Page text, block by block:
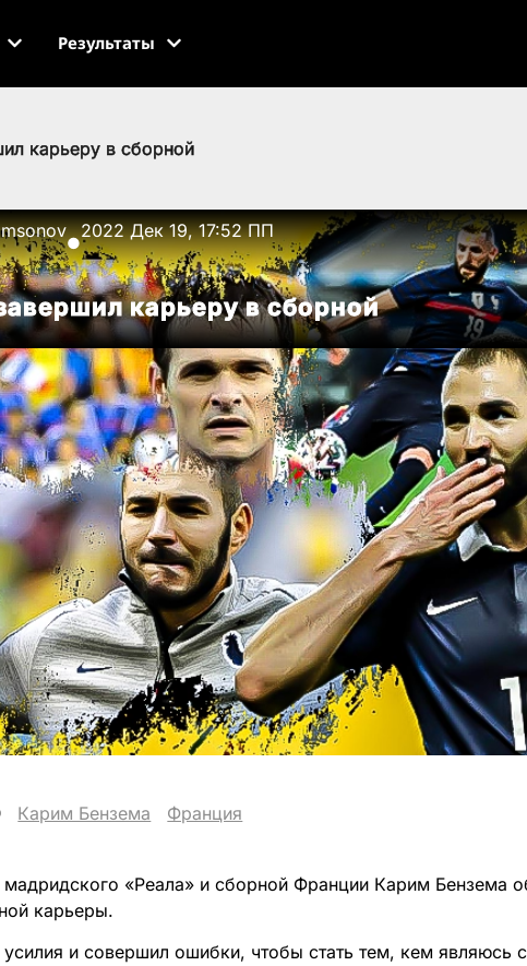
Результаты
карьеру в сборной
●
2022 Дек 19, 17:52 ПП
карьеру в сборной
Карим Бензема Франция
«Реала» и сборной Франции Карим Бензема
карьеры.
и совершил ошибки, чтобы стать тем, кем являюсь